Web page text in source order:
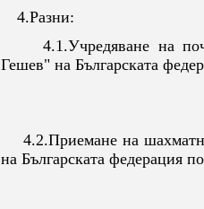
4.Разни:
4.1.Учредяване на
Гешев" на Българската
4.2.Приемане на
на Българската федерация